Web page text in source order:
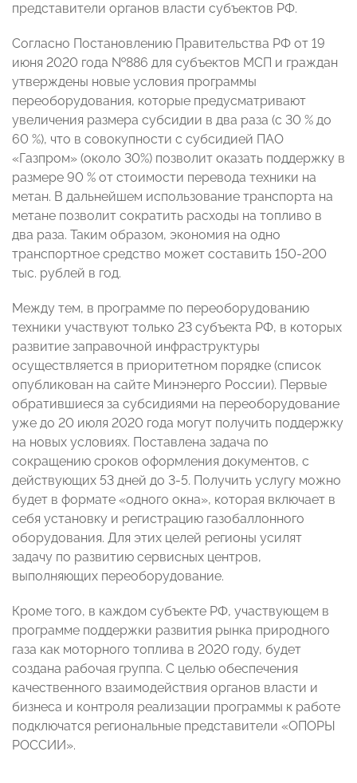
представители органов власти субъектов РФ.
Согласно Постановлению Правительства РФ от 19
июня 2020 года №886 для субъектов МСП и граждан
утверждены новые условия программы
переоборудования, которые предусматривают
увеличения размера субсидии в два раза (с 30 % до
60 %), что в совокупности с субсидией ПАО
«Газпром» (около 30%) позволит оказать поддержку в
размере 90 % от стоимости перевода техники на
метан. В дальнейшем использование транспорта на
метане позволит сократить расходы на топливо в
два раза. Таким образом, экономия на одно
транспортное средство может составить 150-200
тыс. рублей в год.
Между тем, в программе по переоборудованию
техники участвуют только 23 субъекта РФ, в которых
развитие заправочной инфраструктуры
осуществляется в приоритетном порядке (список
опубликован на сайте Минэнерго России). Первые
обратившиеся за субсидиями на переоборудование
уже до 20 июля 2020 года могут получить поддержку
на новых условиях. Поставлена задача по
сокращению сроков оформления документов, с
действующих 53 дней до 3-5. Получить услугу можно
будет в формате «одного окна», которая включает в
себя установку и регистрацию газобаллонного
оборудования. Для этих целей регионы усилят
задачу по развитию сервисных центров,
выполняющих переоборудование.
Кроме того, в каждом субъекте РФ, участвующем в
программе поддержки развития рынка природного
газа как моторного топлива в 2020 году, будет
создана рабочая группа. С целью обеспечения
качественного взаимодействия органов власти и
бизнеса и контроля реализации программы к работе
подключатся региональные представители «ОПОРЫ
РОССИИ».